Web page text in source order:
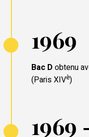
1969
Bac D obtenu
(Paris XIVè)
1969